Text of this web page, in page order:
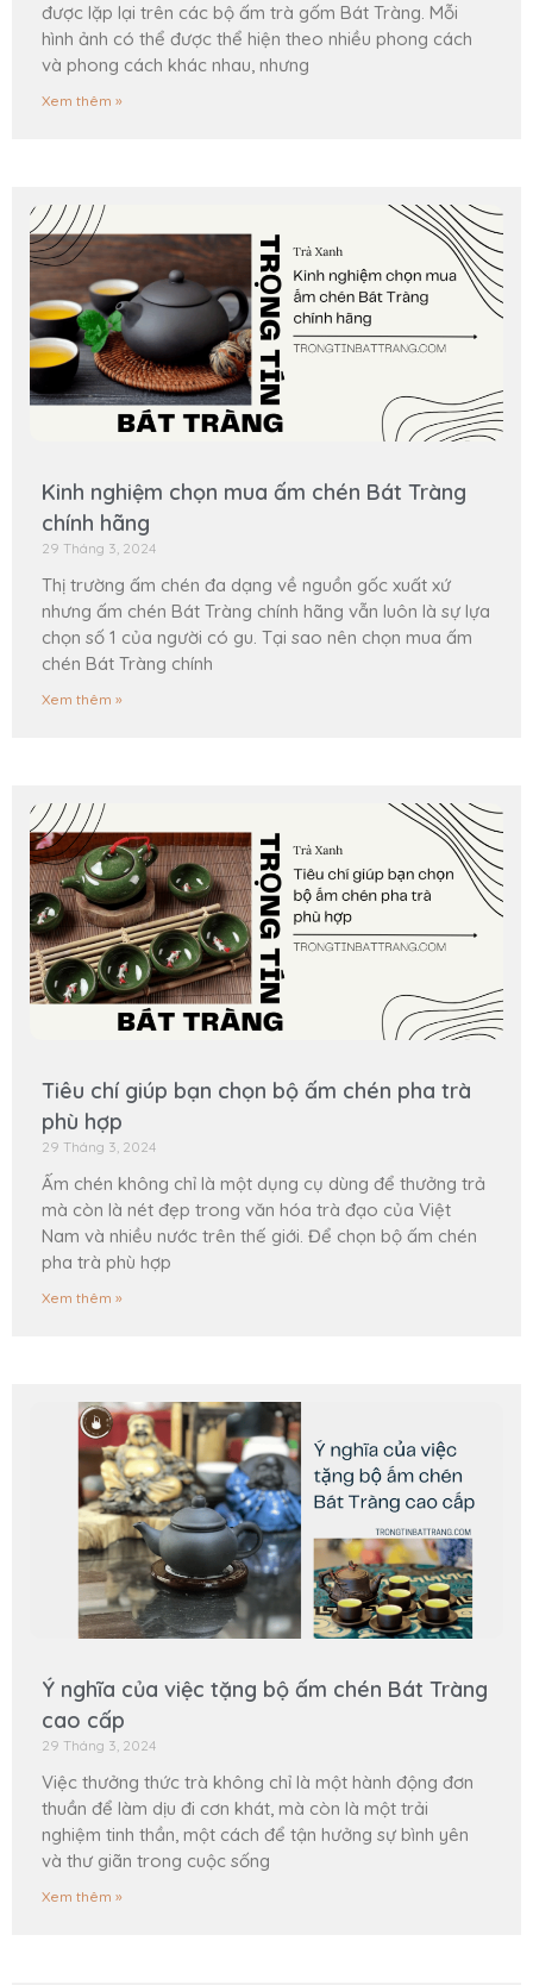
được lặp lại trên các bộ ấm trà gốm Bát Tràng. Mỗi
hình ảnh có thể được thể hiện theo nhiều phong cách
và phong cách khác nhau, nhưng
Xem thêm »
Kinh nghiệm chọn mua ấm chén Bát Tràng
chính hãng
29 Tháng 3, 2024
Thị trường ấm chén đa dạng về nguồn gốc xuất xứ
nhưng ấm chén Bát Tràng chính hãng vẫn luôn là sự lựa
chọn số 1 của người có gu. Tại sao nên chọn mua ấm
chén Bát Tràng chính
Xem thêm »
Tiêu chí giúp bạn chọn bộ ấm chén pha trà
phù hợp
29 Tháng 3, 2024
Ấm chén không chỉ là một dụng cụ dùng để thưởng trả
mà còn là nét đẹp trong văn hóa trà đạo của Việt
Nam và nhiều nước trên thế giới. Để chọn bộ ấm chén
pha trà phù hợp
Xem thêm »
Ý nghĩa của việc tặng bộ ấm chén Bát Tràng
cao cấp
29 Tháng 3, 2024
Việc thưởng thức trà không chỉ là một hành động đơn
thuần để làm dịu đi cơn khát, mà còn là một trải
nghiệm tinh thần, một cách để tận hưởng sự bình yên
và thư giãn trong cuộc sống
Xem thêm »